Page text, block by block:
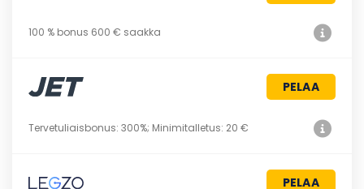
100 % bonus 600 € saakka
PELAA
Tervetuliaisbonus: 300%; Minimitalletus: 20 €
PELAA